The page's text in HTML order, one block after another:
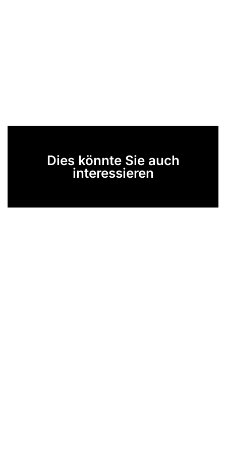
Dies könnte Sie auch
interessieren